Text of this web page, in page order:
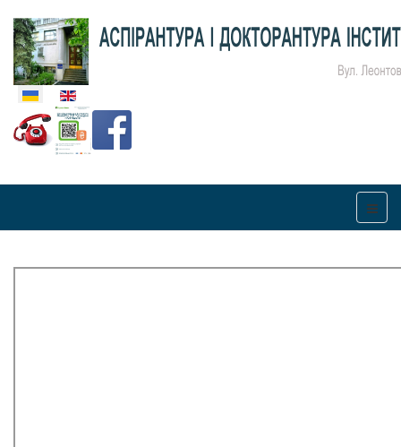
Оберіть свою мову